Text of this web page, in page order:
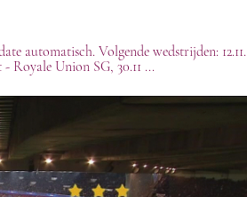
automatisch. Volgende wedstrijden: 12.11.
Royale Union SG, 30.11 ...